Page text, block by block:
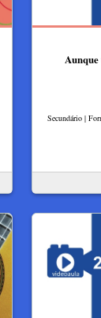
Secundário |